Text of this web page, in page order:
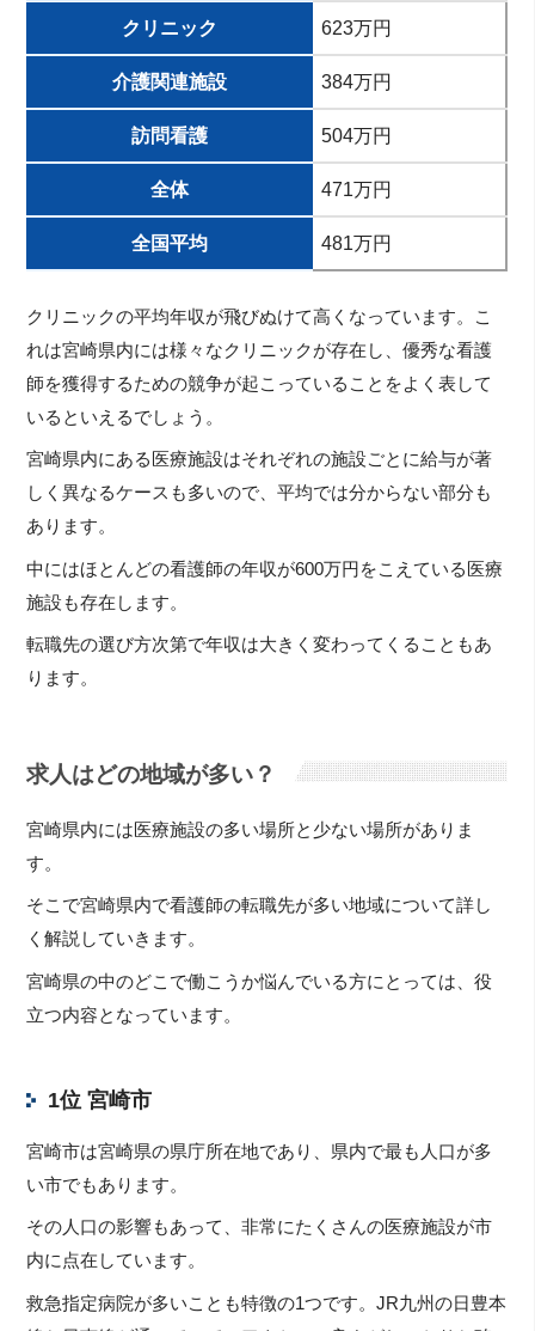
クリニック 623万円
介護関連施設 384万円
訪問看護 504万円
全体 471万円
全国平均 481万円
クリニックの平均年収が飛びぬけて高くなっています。こ
れは宮崎県内には様々なクリニックが存在し、優秀な看護
師を獲得するための競争が起こっていることをよく表して
いるといえるでしょう。
宮崎県内にある医療施設はそれぞれの施設ごとに給与が著
しく異なるケースも多いので、平均では分からない部分も
あります。
中にはほとんどの看護師の年収が600万円をこえている医療
施設も存在します。
転職先の選び方次第で年収は大きく変わってくることもあ
ります。
求人はどの地域が多い？
宮崎県内には医療施設の多い場所と少ない場所がありま
す。
そこで宮崎県内で看護師の転職先が多い地域について詳し
く解説していきます。
宮崎県の中のどこで働こうか悩んでいる方にとっては、役
立つ内容となっています。
1位 宮崎市
宮崎市は宮崎県の県庁所在地であり、県内で最も人口が多
い市でもあります。
その人口の影響もあって、非常にたくさんの医療施設が市
内に点在しています。
救急指定病院が多いことも特徴の1つです。JR九州の日豊本